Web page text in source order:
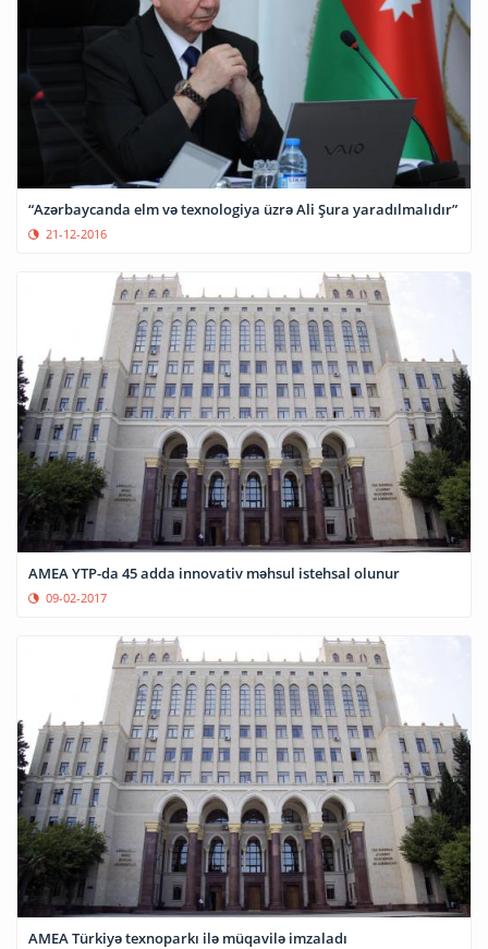
“Azərbaycanda elm və texnologiya üzrə Ali Şura yaradılmalıdır”
21-12-2016
AMEA YTP-da 45 adda innovativ məhsul istehsal olunur
09-02-2017
AMEA Türkiyə texnoparkı ilə müqavilə imzaladı